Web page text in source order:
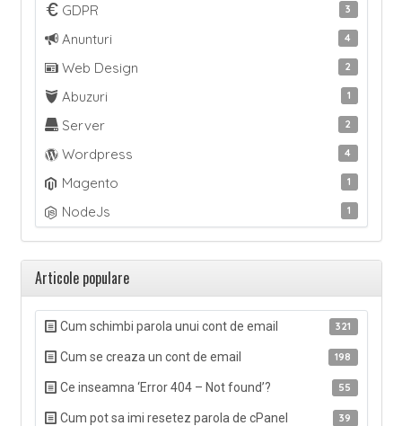
3
GDPR
4
Anunturi
2
Web Design
1
Abuzuri
2
Server
4
Wordpress
1
Magento
1
NodeJs
Articole populare
321
Cum schimbi parola unui cont de email
198
Cum se creaza un cont de email
55
Ce inseamna ‘Error 404 – Not found’?
39
Cum pot sa imi resetez parola de cPanel